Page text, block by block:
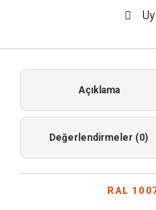
Açıklama
Değerlendirmeler (0)
RAL